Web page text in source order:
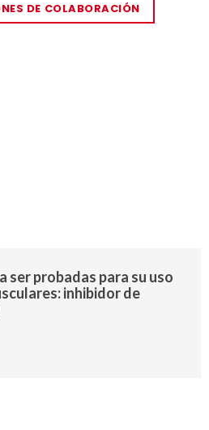
ser probadas para su uso
inhibidor de
DE COLABORACIÓN